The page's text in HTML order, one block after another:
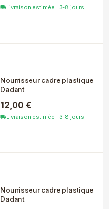
local_shippingLivraison estimée : 3-8 jours
Nourrisseur cadre plastique
Dadant
12,00 €
local_shippingLivraison estimée : 3-8 jours
Nourrisseur cadre plastique
Dadant